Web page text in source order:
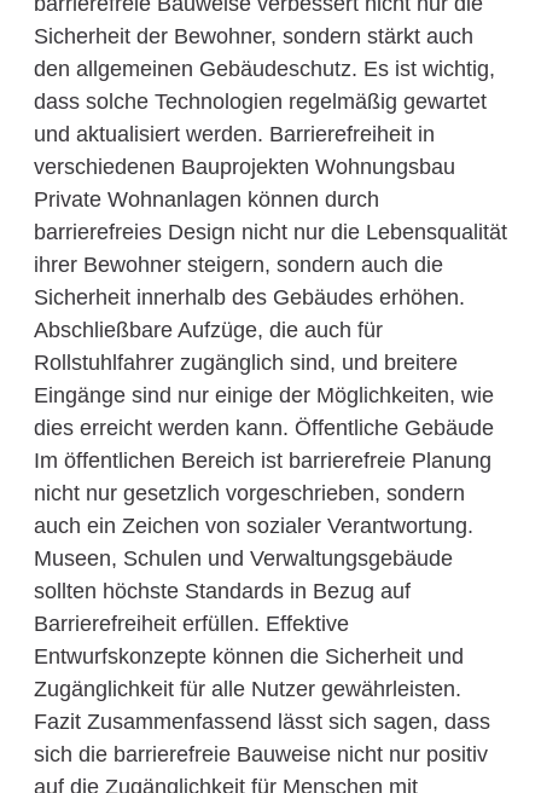
Sicherheit der Bewohner, sondern stärkt auch
den allgemeinen Gebäudeschutz. Es ist wichtig,
dass solche Technologien regelmäßig gewartet
und aktualisiert werden. Barrierefreiheit in
verschiedenen Bauprojekten Wohnungsbau
Private Wohnanlagen können durch
barrierefreies Design nicht nur die Lebensqualität
ihrer Bewohner steigern, sondern auch die
Sicherheit innerhalb des Gebäudes erhöhen.
Abschließbare Aufzüge, die auch für
Rollstuhlfahrer zugänglich sind, und breitere
Eingänge sind nur einige der Möglichkeiten, wie
dies erreicht werden kann. Öffentliche Gebäude
Im öffentlichen Bereich ist barrierefreie Planung
nicht nur gesetzlich vorgeschrieben, sondern
auch ein Zeichen von sozialer Verantwortung.
Museen, Schulen und Verwaltungsgebäude
sollten höchste Standards in Bezug auf
Barrierefreiheit erfüllen. Effektive
Entwurfskonzepte können die Sicherheit und
Zugänglichkeit für alle Nutzer gewährleisten.
Fazit Zusammenfassend lässt sich sagen, dass
sich die barrierefreie Bauweise nicht nur positiv
auf die Zugänglichkeit für Menschen mit